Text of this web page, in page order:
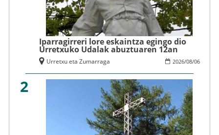
Iparragirreri lore eskaintza egingo dio
Urretxuko Udalak abuztuaren 12an
2026/08/06
Urretxu eta Zumarraga
2